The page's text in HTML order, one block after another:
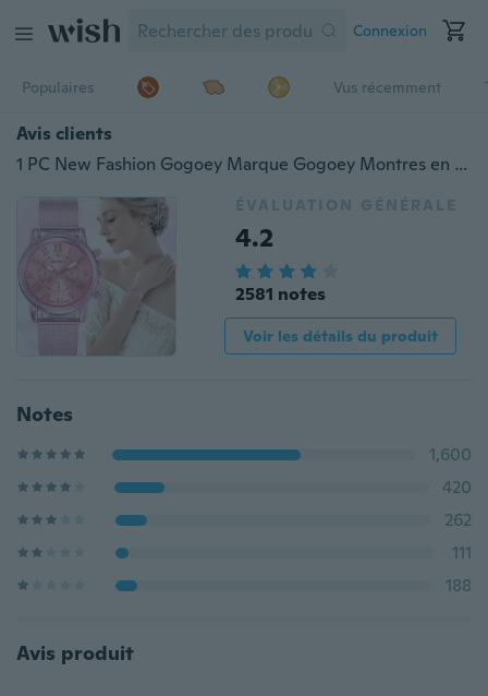
Connexion
Populaires Vus récemment
Avis clients
1 PC New Fashion Gogoey Marque Gogoey Montres en cuir rose or Montres Femme Femme Robe décontractée Montres-bracelet en quartz Reloj Mujer
ÉVALUATION GÉNÉRALE
4.2
2581 notes
Voir les détails du produit
Notes
1,600
420
262
111
188
Avis produit